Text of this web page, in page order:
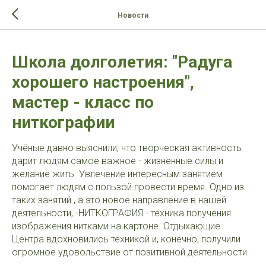
Новости
Школа долголетия: "Радуга
хорошего настроения",
мастер - класс по
ниткографии
Учёные давно выяснили, что творческая активность
дарит людям самое важное - жизненные силы и
желание жить. Увлечение интересным занятием
помогает людям с пользой провести время. Одно из
таких занятий , а это новое направление в нашей
деятельности, -НИТКОГРАФИЯ - техника получения
изображения нитками на картоне. Отдыхающие
Центра вдохновились техникой и, конечно, получили
огромное удовольствие от позитивной деятельности.